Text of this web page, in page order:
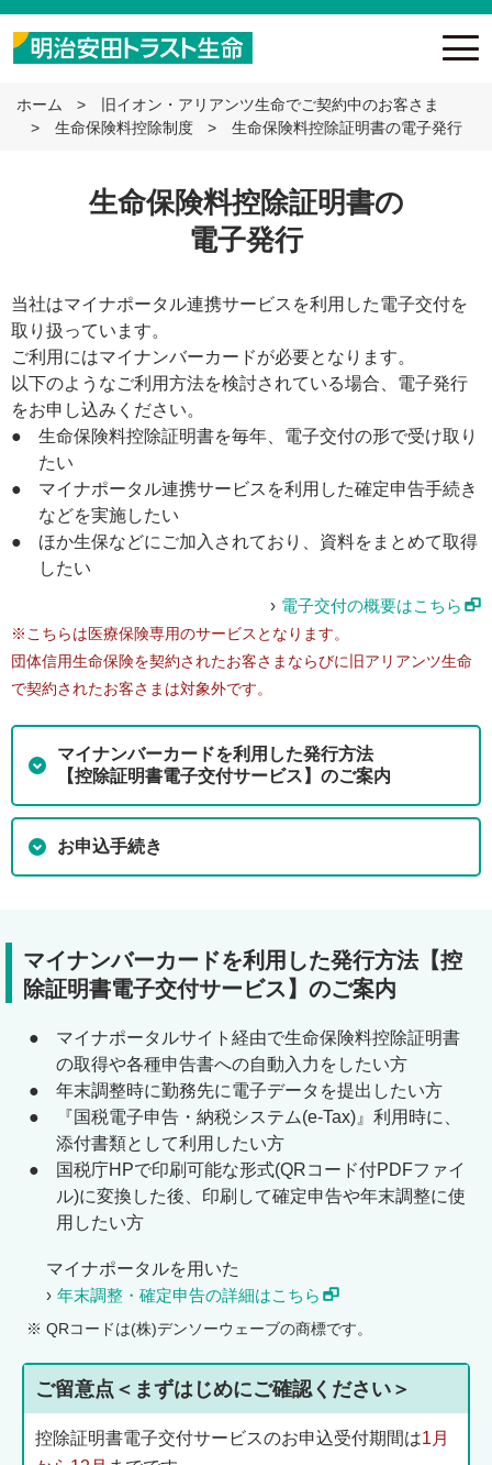
ホーム
旧イオン・アリアンツ生命でご契約中のお客さま
生命保険料控除制度
生命保険料控除証明書の電子発行
生命保険料控除証明書の
電子発行
当社はマイナポータル連携サービスを利用した電子交付を
取り扱っています。
ご利用にはマイナンバーカードが必要となります。
以下のようなご利用方法を検討されている場合、電子発行
をお申し込みください。
●
生命保険料控除証明書を毎年、電子交付の形で受け取り
たい
●
マイナポータル連携サービスを利用した確定申告手続き
などを実施したい
●
ほか生保などにご加入されており、資料をまとめて取得
したい
電子交付の概要はこちら
※こちらは医療保険専用のサービスとなります。
団体信用生命保険を契約されたお客さまならびに旧アリアンツ生命
で契約されたお客さまは対象外です。
マイナンバーカードを利用した発行方法
【控除証明書電子交付サービス】のご案内
お申込手続き
マイナンバーカードを利用した発行方法【控
除証明書電子交付サービス】のご案内
●
マイナポータルサイト経由で生命保険料控除証明書
の取得や各種申告書への自動入力をしたい方
●
年末調整時に勤務先に電子データを提出したい方
●
『国税電子申告・納税システム(e-Tax)』利用時に、
添付書類として利用したい方
●
国税庁HPで印刷可能な形式(QRコード付PDFファイ
ル)に変換した後、印刷して確定申告や年末調整に使
用したい方
マイナポータルを用いた
年末調整・確定申告の詳細はこちら
※ QRコードは(株)デンソーウェーブの商標です。
ご留意点＜まずはじめにご確認ください＞
控除証明書電子交付サービスのお申込受付期間は1月